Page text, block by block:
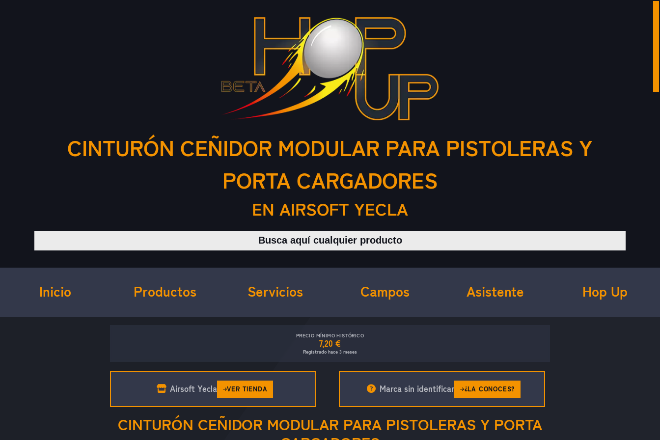
CINTURÓN CEÑIDOR MODULAR PARA PISTOLERAS Y
PORTA CARGADORES
EN AIRSOFT YECLA
Buscar productos
Inicio Productos Servicios Campos Asistente Hop Up
PRECIO MÍNIMO HISTÓRICO
7,20 €
Registrado hace 3 meses
Airsoft Yecla VER TIENDA
CINTURÓN CEÑIDOR MODULAR PARA PISTOLERAS Y PORTA
Marca sin identificar ¿LA CONOCES?